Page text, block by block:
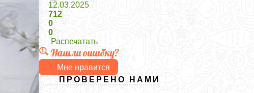
12.03.2025
712
0
0
Распечатать
Нашли ошибку?
Мне нравится
ПРОВЕРЕНО НАМИ